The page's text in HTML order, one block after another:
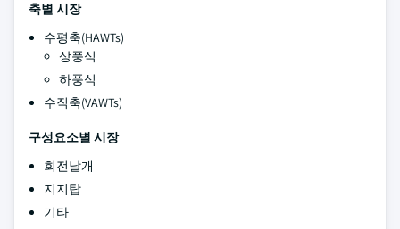
축별 시장
수평축(HAWTs)
상풍식
하풍식
수직축(VAWTs)
구성요소별 시장
회전날개
지지탑
기타